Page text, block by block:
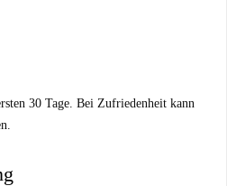
30 Tage. Bei Zufriedenheit kann